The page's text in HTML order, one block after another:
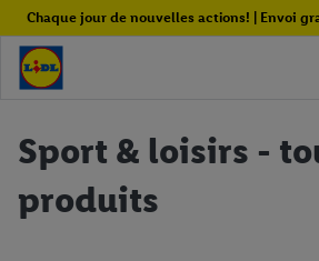
Chaque jour de nouvelles actions! | Envoi
Sport & loisirs -
produits